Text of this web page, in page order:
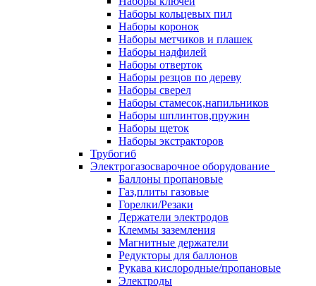
Наборы кольцевых пил
Наборы коронок
Наборы метчиков и плашек
Наборы надфилей
Наборы отверток
Наборы резцов по дереву
Наборы сверел
Наборы стамесок,напильников
Наборы шплинтов,пружин
Наборы щеток
Наборы экстракторов
Трубогиб
Электрогазосварочное оборудование
Баллоны пропановые
Газ,плиты газовые
Горелки/Резаки
Держатели электродов
Клеммы заземления
Магнитные держатели
Редукторы для баллонов
Рукава кислородные/пропановые
Электроды